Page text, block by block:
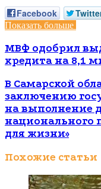
Facebook
МВФ одобрил
кредита на 8,1
В Самарской
заключению
на выполнение
национального
для жизни»